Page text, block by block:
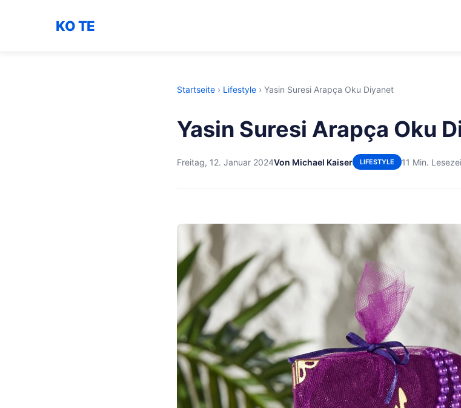
KO TE
Startseite › Lifestyle › Yasin Suresi Arapça Oku Diyanet
Yasin Suresi Arapça Oku
Freitag, 12. Januar 2024Von Michael Kaiser LIFESTYLE 11 Min.